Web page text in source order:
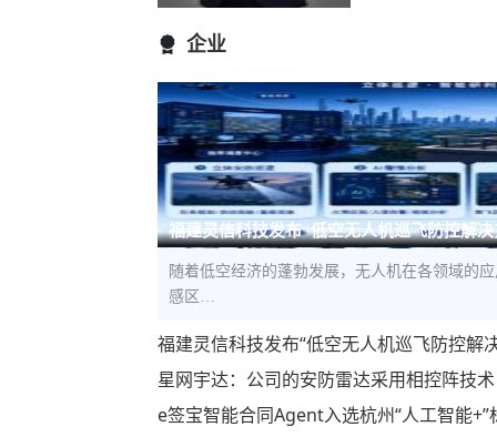
企业
福建灵信科技发布“低空无人机巡飞防控解
随着低空经济的蓬勃发展，无人机在各领域的
感区…
福建灵信科技发布“低空无人机巡飞防控解
星网宇达：公司的安防雷达采用相控阵技
e签宝智能合同Agent入选杭州“人工智能